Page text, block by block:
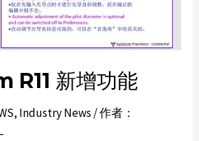
新增功能
, Industry News / 作者：